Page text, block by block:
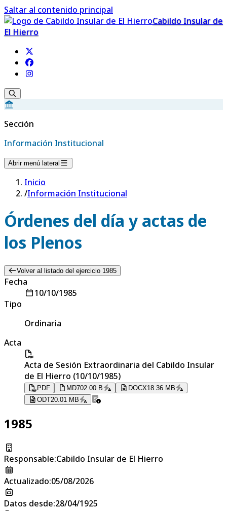
Saltar al contenido principal
Cabildo Insular de
El Hierro
Sección
Información Institucional
Abrir menú lateral
Inicio
/Información Institucional
Órdenes del día y actas de
los Plenos
Volver al listado del ejercicio 1985
Fecha
10/10/1985
Tipo
Ordinaria
Acta
Acta de Sesión Extraordinaria del Cabildo Insular
de El Hierro (10/10/1985)
PDF MD702.00 B DOCX18.36 MB
ODT20.01 MB
1985
Responsable:Cabildo Insular de El Hierro
Actualizado:05/08/2026
Datos desde:28/04/1925